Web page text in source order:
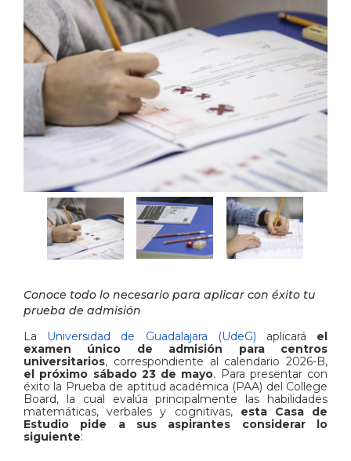
Conoce todo lo necesario para aplicar con éxito tu
prueba de admisión
La
Universidad de Guadalajara (UdeG) aplicará el
examen único de admisión para centros
universitarios, correspondiente al calendario 2026-B,
el próximo sábado 23 de mayo. Para presentar con
éxito la Prueba de aptitud académica (PAA) del College
Board, la cual evalúa principalmente las habilidades
matemáticas, verbales y cognitivas,esta Casa de
Estudio pide a sus aspirantes considerar lo
siguiente: